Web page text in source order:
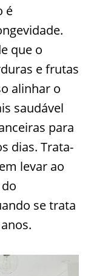
é
que o
e frutas
alinhar o
saudável
para
dias. Trata-
levar ao
se trata